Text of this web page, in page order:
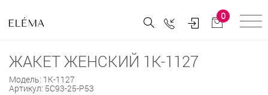
0
ЖАКЕТ ЖЕНСКИЙ 1К-1127
Модель: 1К-1127
Артикул: 5С93-25-Р53